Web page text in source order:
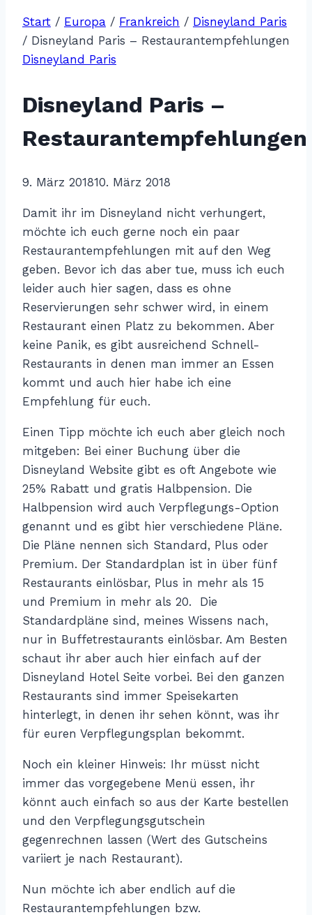
Start / Europa / Frankreich / Disneyland Paris
/ Disneyland Paris – Restaurantempfehlungen
Disneyland Paris
Disneyland Paris –
Restaurantempfehlungen
VonKatharina
9. März 201810. März 2018
Damit ihr im Disneyland nicht verhungert,
möchte ich euch gerne noch ein paar
Restaurantempfehlungen mit auf den Weg
geben. Bevor ich das aber tue, muss ich euch
leider auch hier sagen, dass es ohne
Reservierungen sehr schwer wird, in einem
Restaurant einen Platz zu bekommen. Aber
keine Panik, es gibt ausreichend Schnell-
Restaurants in denen man immer an Essen
kommt und auch hier habe ich eine
Empfehlung für euch.
Einen Tipp möchte ich euch aber gleich noch
mitgeben: Bei einer Buchung über die
Disneyland Website gibt es oft Angebote wie
25% Rabatt und gratis Halbpension. Die
Halbpension wird auch Verpflegungs-Option
genannt und es gibt hier verschiedene Pläne.
Die Pläne nennen sich Standard, Plus oder
Premium. Der Standardplan ist in über fünf
Restaurants einlösbar, Plus in mehr als 15
und Premium in mehr als 20. Die
Standardpläne sind, meines Wissens nach,
nur in Buffetrestaurants einlösbar. Am Besten
schaut ihr aber auch hier einfach auf der
Disneyland Hotel Seite vorbei. Bei den ganzen
Restaurants sind immer Speisekarten
hinterlegt, in denen ihr sehen könnt, was ihr
für euren Verpflegungsplan bekommt.
Noch ein kleiner Hinweis: Ihr müsst nicht
immer das vorgegebene Menü essen, ihr
könnt auch einfach so aus der Karte bestellen
und den Verpflegungsgutschein
gegenrechnen lassen (Wert des Gutscheins
variiert je nach Restaurant).
Nun möchte ich aber endlich auf die
Restaurantempfehlungen bzw.